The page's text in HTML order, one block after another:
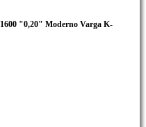
"0,20" Moderno Varga K-